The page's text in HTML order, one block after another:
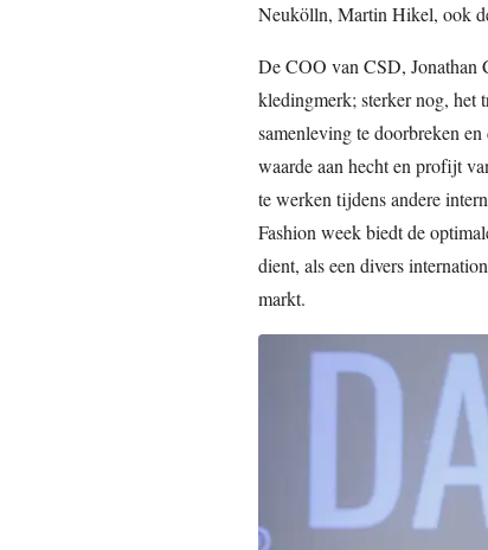
Neukölln, Martin Hikel, ook
De COO van CSD, Jonathan
kledingmerk; sterker nog, het
samenleving te doorbreken
waarde aan hecht en profijt
te werken tijdens andere
Fashion week biedt de
dient, als een divers
markt.